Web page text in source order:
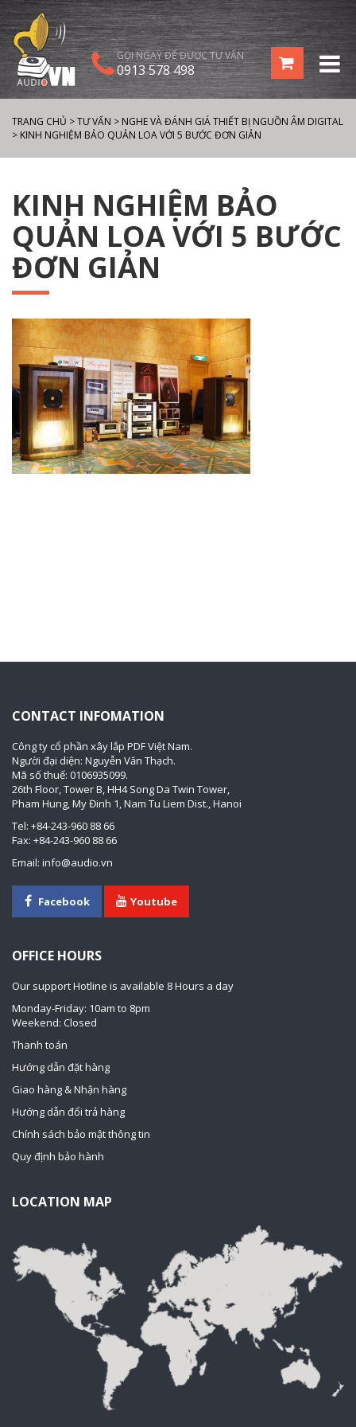
GỌI NGAY ĐỂ ĐƯỢC TƯ VẤN
0913 578 498
TRANG CHỦ >TƯ VẤN > NGHE VÀ ĐÁNH GIÁ THIẾT BỊ NGUỒN ÂM DIGITAL
> KINH NGHIỆM BẢO QUẢN LOA VỚI 5 BƯỚC ĐƠN GIẢN
KINH NGHIỆM BẢO
QUẢN LOA VỚI 5 BƯỚC
ĐƠN GIẢN
CONTACT INFOMATION
Công ty cổ phần xây lắp PDF Việt Nam.
Người đại diện: Nguyễn Văn Thạch.
Mã số thuế: 0106935099.
26th Floor, Tower B, HH4 Song Da Twin Tower,
Pham Hung, My Đinh 1, Nam Tu Liem Dist., Hanoi
Tel: +84-243-960 88 66
Fax: +84-243-960 88 66
Email: info@audio.vn
Facebook Youtube
OFFICE HOURS
Our support Hotline is available 8 Hours a day
Monday-Friday: 10am to 8pm
Weekend: Closed
Thanh toán
Hướng dẫn đặt hàng
Giao hàng & Nhận hàng
Hướng dẫn đổi trả hàng
Chính sách bảo mật thông tin
Quy định bảo hành
LOCATION MAP